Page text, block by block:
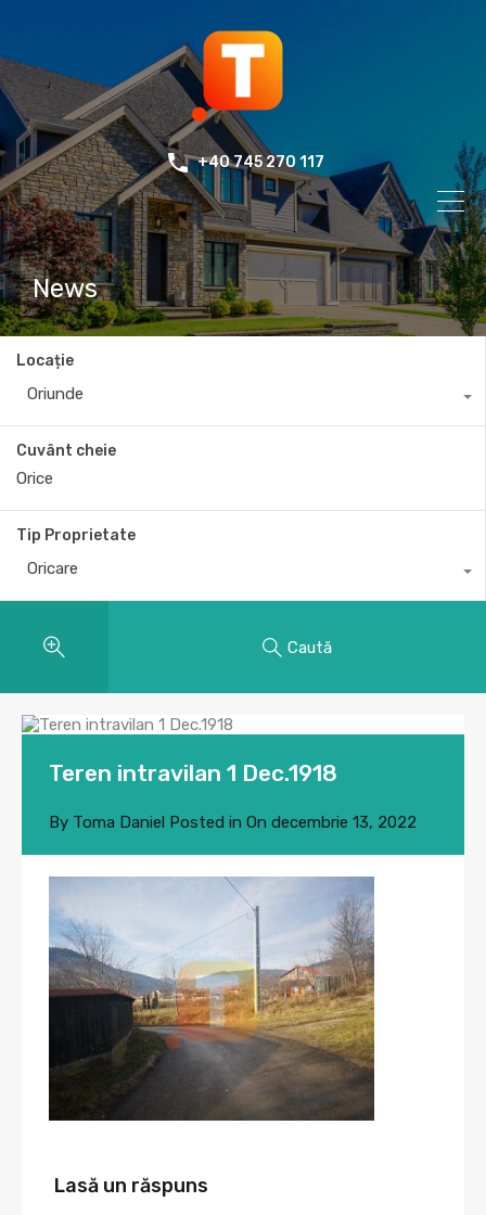
+40 745 270 117
News
Locație
Oriunde
Cuvânt cheie
Tip Proprietate
Oricare
Caută
Teren intravilan 1 Dec.1918
By Toma Daniel Posted in On decembrie 13, 2022
Lasă un răspuns